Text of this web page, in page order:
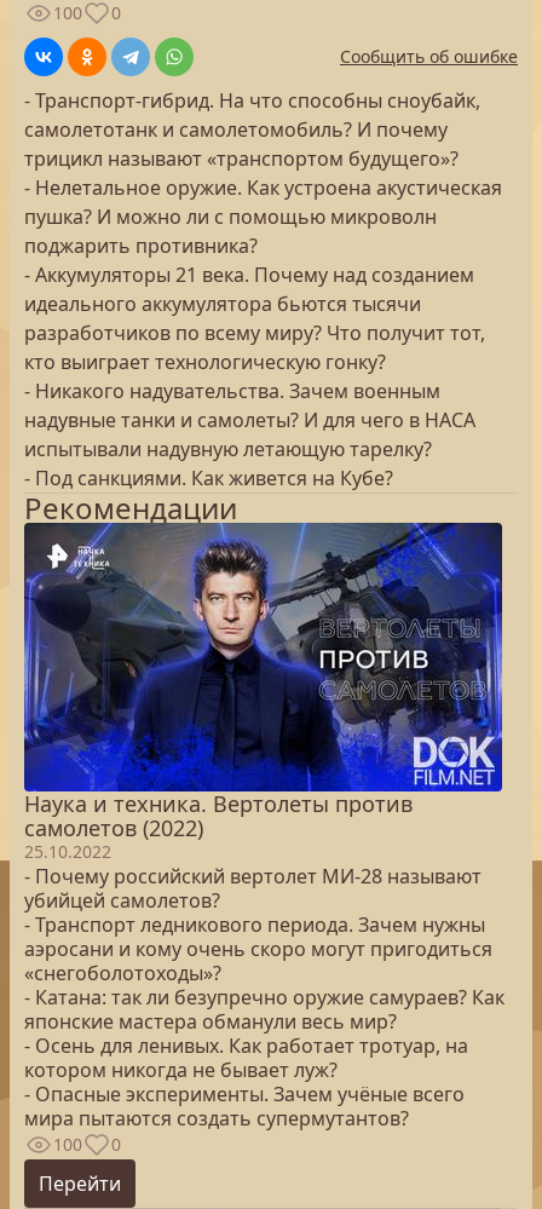
100
0
Сообщить об ошибке
- Транспорт-гибрид. На что способны сноубайк,
самолетотанк и самолетомобиль? И почему
трицикл называют «транспортом будущего»?
- Нелетальное оружие. Как устроена акустическая
пушка? И можно ли с помощью микроволн
поджарить противника?
- Аккумуляторы 21 века. Почему над созданием
идеального аккумулятора бьются тысячи
разработчиков по всему миру? Что получит тот,
кто выиграет технологическую гонку?
- Никакого надувательства. Зачем военным
надувные танки и самолеты? И для чего в НАСА
испытывали надувную летающую тарелку?
- Под санкциями. Как живется на Кубе?
Рекомендации
Наука и техника. Вертолеты против
самолетов (2022)
25.10.2022
- Почему российский вертолет МИ-28 называют
убийцей самолетов?
- Транспорт ледникового периода. Зачем нужны
аэросани и кому очень скоро могут пригодиться
«снегоболотоходы»?
- Катана: так ли безупречно оружие самураев? Как
японские мастера обманули весь мир?
- Осень для ленивых. Как работает тротуар, на
котором никогда не бывает луж?
- Опасные эксперименты. Зачем учёные всего
мира пытаются создать супермутантов?
100 0
Перейти